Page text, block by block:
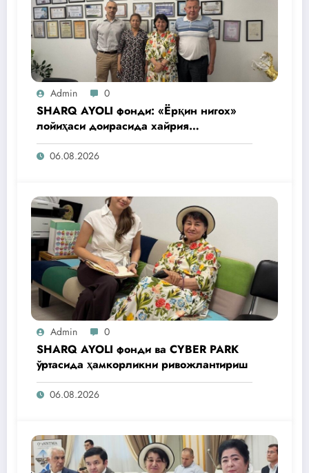
Admin 0
SHARQ AYOLI фонди: «Ёрқин нигох»
лойиҳаси доирасида хайрия
операциялари ўтказилади
06.08.2026
Admin 0
SHARQ AYOLI фонди ва CYBER PARK
ўртасида ҳамкорликни ривожлантириш
06.08.2026